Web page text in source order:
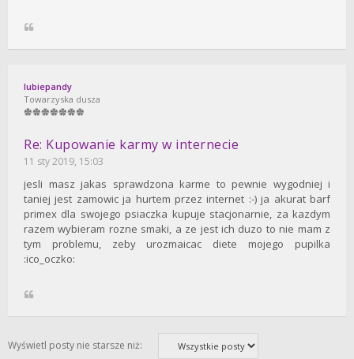
lubiepandy
Towarzyska dusza
Re: Kupowanie karmy w internecie
11 sty 2019, 15:03
jesli masz jakas sprawdzona karme to pewnie wygodniej i
taniej jest zamowic ja hurtem przez internet :-) ja akurat barf
primex dla swojego psiaczka kupuje stacjonarnie, za kazdym
razem wybieram rozne smaki, a ze jest ich duzo to nie mam z
tym problemu, zeby urozmaicac diete mojego pupilka
:ico_oczko:
Wyświetl posty nie starsze niż: